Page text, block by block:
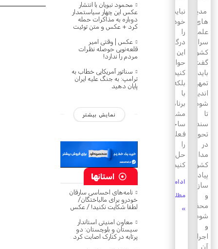
مدیرحوزه
های
علمیه
سراسر
کشور
گفت:
باید
تمهیداتی
اندیشیده
شود
تا
سند
تحول
در
مدارس
کشور
پیاده
سازی
و
محقق
شود
و
اجرای
آن
نباید
خودمان
را
درگیر
این
حواشی
کنیم
بلکه
با
برنامه‌ریزی
مشکلات
ساختار
فعلی
را
حل
کنیم.
ادامه
مطلب
»
محمود نبویان با انتشار
عکس این چهار سیاستمدار
دوباره به مذاکرات حمله
کرد + عکس و متن توئیت
عکس | وقتی امیر
قلعه‌نویی حوصله نظرات
مردم را ندارد!
سناتور آمریکایی خطاب به
ترامپ: به جنگ علیه ایران
پایان دهید
نمایش بیشتر
استانها
نامه‌های احساسی سارقان
خودرو برای مالباختگان/
لطفا شکایت نکنید! / عکس
معاون امنیتی استاندار
سیستان و بلوچستان: دو
پرتابه در کنارک اصابت کرد